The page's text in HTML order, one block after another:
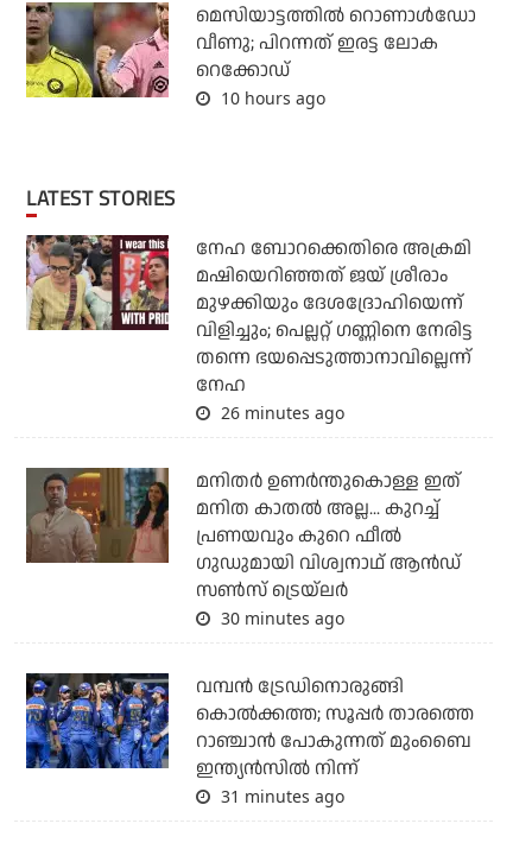
മെസിയാട്ടത്തില്‍ റൊണാള്‍ഡോ
വീണു; പിറന്നത് ഇരട്ട ലോക
റെക്കോഡ്
10 hours ago
LATEST STORIES
നേഹ ബോറക്കെതിരെ അക്രമി
മഷിയെറിഞ്ഞത് ജയ് ശ്രീരാം
മുഴക്കിയും ദേശദ്രോഹിയെന്ന്
വിളിച്ചും; പെല്ലറ്റ് ഗണ്ണിനെ നേരിട്ട
തന്നെ ഭയപ്പെടുത്താനാവില്ലെന്ന്
നേഹ
26 minutes ago
മനിതര്‍ ഉണര്‍ന്തുകൊള്ള ഇത്
മനിത കാതല്‍ അല്ല... കുറച്ച്
പ്രണയവും കുറെ ഫീല്‍
ഗുഡുമായി വിശ്വനാഥ് ആന്‍ഡ്
സണ്‍സ് ട്രെയ്‌ലര്‍
30 minutes ago
വമ്പന്‍ ട്രേഡിനൊരുങ്ങി
കൊല്‍ക്കത്ത; സൂപ്പര്‍ താരത്തെ
റാഞ്ചാന്‍ പോകുന്നത് മുംബൈ
ഇന്ത്യന്‍സില്‍ നിന്ന്
31 minutes ago